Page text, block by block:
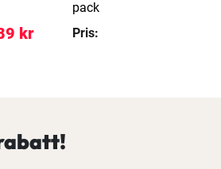
kr
pack
Pris: